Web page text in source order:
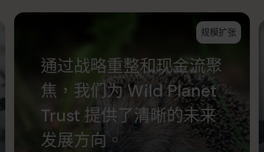
规模扩张
通过战略重整和现金流聚
焦，我们为 Wild Planet
Trust 提供了清晰的未来
发展方向。